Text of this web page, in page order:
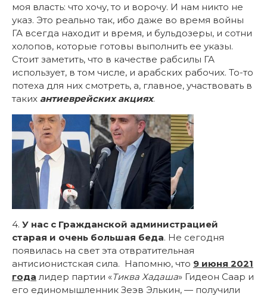
моя власть: что хочу, то и ворочу. И нам никто не
указ. Это реально так, ибо даже во время войны
ГА всегда находит и время, и бульдозеры, и сотни
холопов, которые готовы выполнить ее указы.
Стоит заметить, что в качестве рабсилы ГА
использует, в том числе, и арабских рабочих. То-то
потеха для них смотреть, а, главное, участвовать в
таких антиеврейских акциях.
4. У нас с Гражданской администрацией
старая и очень большая беда. Не сегодня
появилась на свет эта отвратительная
антисионистская сила. Напомню, что 9 июня 2021
года лидер партии «Тиква Хадаша» Гидеон Саар и
его единомышленник Зеэв Элькин, — получили